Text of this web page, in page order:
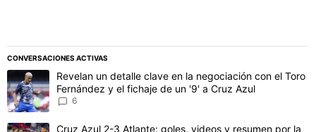
CONVERSACIONES ACTIVAS
Este listado muestra los artículos con más comentarios en los
Un artículo de tendencia con el título "Revelan un detalle clave
Revelan un detalle clave en la negociación con el Toro
Fernández y el fichaje de un '9' a Cruz Azul
6
Un artículo de tendencia con el título "Cruz Azul 2-3 Atlante:
Cruz Azul 2-3 Atlante: goles, videos y resumen por la